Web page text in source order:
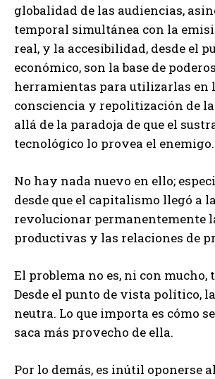
globalidad de las audiencias,
temporal simultánea con la
real, y la accesibilidad, desde el
económico, son la base de
herramientas para utilizarlas en
consciencia y repolitización de la
allá de la paradoja de que el
tecnológico lo provea el enemigo.
No hay nada nuevo en ello;
desde que el capitalismo llegó a
revolucionar permanentemente
productivas y las relaciones de
El problema no es, ni con mucho,
Desde el punto de vista político,
neutra. Lo que importa es cómo
saca más provecho de ella.
Por lo demás, es inútil oponerse